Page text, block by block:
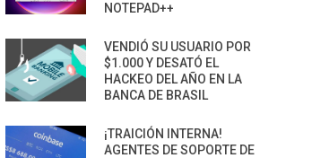
NOTEPAD++
VENDIÓ SU USUARIO POR
$1.000 Y DESATÓ EL
HACKEO DEL AÑO EN LA
BANCA DE BRASIL
¡TRAICIÓN INTERNA!
AGENTES DE SOPORTE DE